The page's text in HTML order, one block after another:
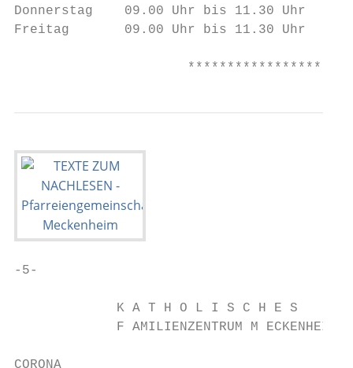
Donnerstag    09.00 Uhr bis 11.30 Uhr
Freitag       09.00 Uhr bis 11.30 Uhr
-5-
             K A T H O L I S C H E S
             F AMILIENZENTRUM M ECKENHEIM
CORONA